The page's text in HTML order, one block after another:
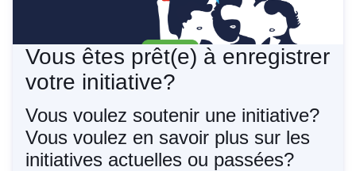
Vous êtes prêt(e) à enregistrer
votre initiative?
Vous voulez soutenir une initiative?
Vous voulez en savoir plus sur les
initiatives actuelles ou passées?